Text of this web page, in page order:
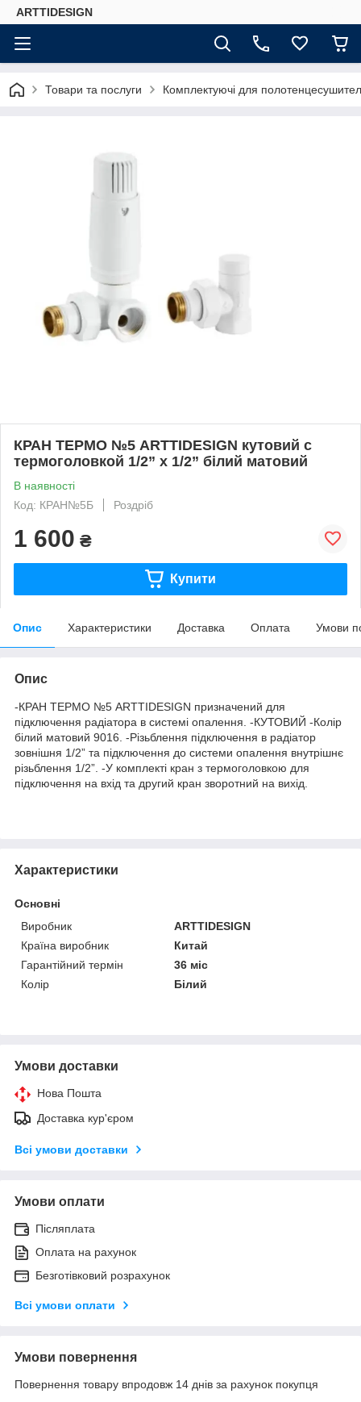
ARTTIDESIGN
Товари та послуги Комплектуючі для
КРАН ТЕРМО №5 ARTTIDESIGN кутовий с
термоголовкой 1/2” x 1/2” білий матовий
В наявності
Код: КРАН№5Б
Роздріб
1 600 ₴
Купити
Опис Характеристики Доставка Оплата Умови
Опис
-КРАН ТЕРМО №5 ARTTIDESIGN призначений для
підключення радіатора в системі опалення. -КУТОВИЙ -Колір
білий матовий 9016. -Різьблення підключення в радіатор
зовнішня 1/2” та підключення до системи опалення внутрішнє
різьблення 1/2”. -У комплекті кран з термоголовкою для
підключення на вхід та другий кран зворотний на вихід.
Характеристики
Основні
Виробник
ARTTIDESIGN
Країна виробник
Китай
Гарантійний термін
36 міс
Колір
Білий
Умови доставки
Нова Пошта
Доставка кур'єром
Всі умови доставки
Умови оплати
Післяплата
Оплата на рахунок
Безготівковий розрахунок
Всі умови оплати
Умови повернення
Повернення товару впродовж 14 днів за рахунок покупця